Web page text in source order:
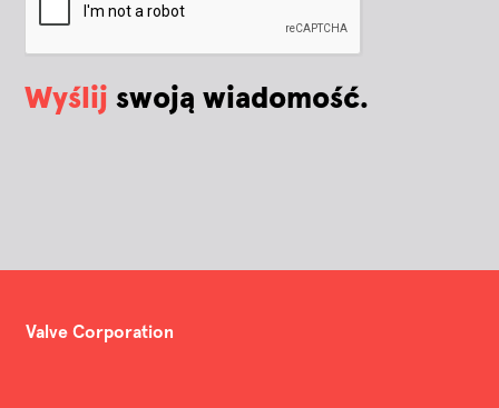
Wyślij swoją wiadomość.
Valve Corporation